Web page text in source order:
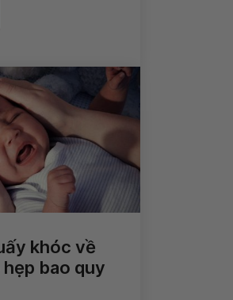
khóc về
bao quy